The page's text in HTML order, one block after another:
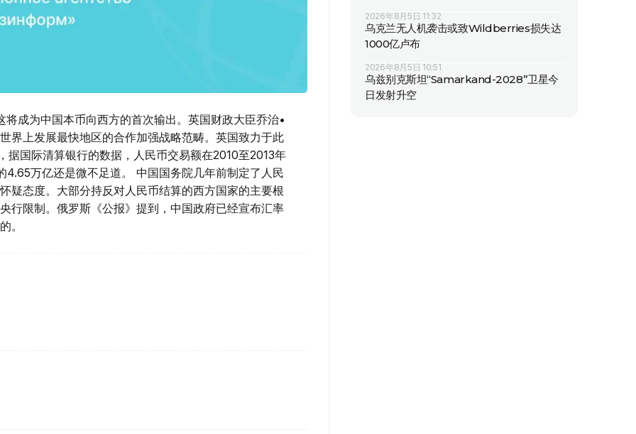
成为中国本币向西方的首次输出。英国财政大臣乔治•
界上发展最快地区的合作加强战略范畴。英国致力于此
国际清算银行的数据，人民币交易额在2010至2013年
万亿还是微不足道。 中国国务院几年前制定了人民
疑态度。大部分持反对人民币结算的西方国家的主要根
行限制。俄罗斯《公报》提到，中国政府已经宣布汇率
。
2026年8月5日 11:32
乌克兰无人机袭击或致Wildberries损失达
1000亿卢布
2026年8月5日 10:51
乌兹别克斯坦“Samarkand-2028”卫星今
日发射升空